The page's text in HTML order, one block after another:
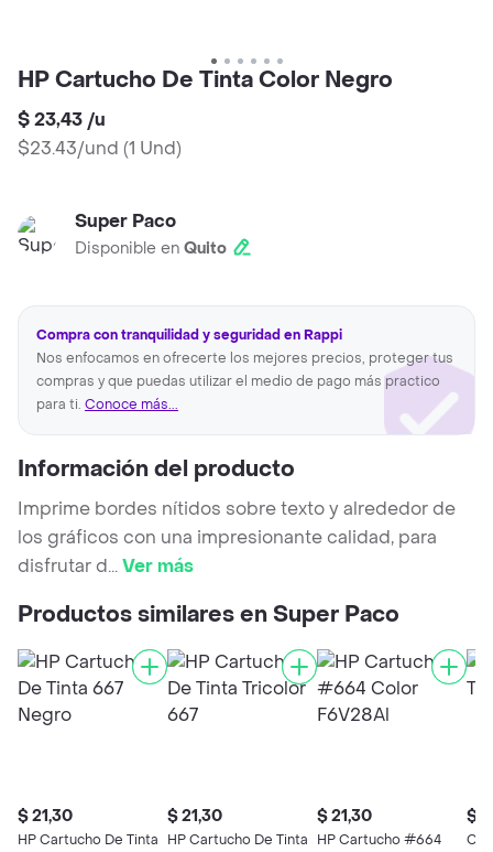
HP Cartucho De Tinta Color Negro
$ 23,43 /u
$23.43/und (1 Und)
Super Paco
Disponible en Quito
Compra con tranquilidad y seguridad en Rappi
Nos enfocamos en ofrecerte los mejores precios, proteger tus
compras y que puedas utilizar el medio de pago más practico
para ti. Conoce más...
Información del producto
Imprime bordes nítidos sobre texto y alrededor de
los gráficos con una impresionante calidad, para
disfrutar d...Ver más
Productos similares en Super Paco
$ 21,30
HP Cartucho De Tinta
$ 21,30
HP Cartucho De Tinta
$ 21,30
HP Cartucho #664
$